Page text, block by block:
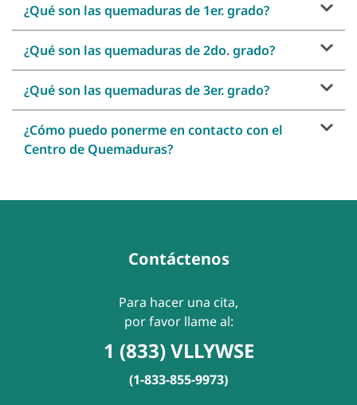
¿Qué son las quemaduras de 1er. grado?
¿Qué son las quemaduras de 2do. grado?
¿Qué son las quemaduras de 3er. grado?
¿Cómo puedo ponerme en contacto con el
Centro de Quemaduras?
Contáctenos
Para hacer una cita,
por favor llame al:
1 (833) VLLYWSE
(1-833-855-9973)